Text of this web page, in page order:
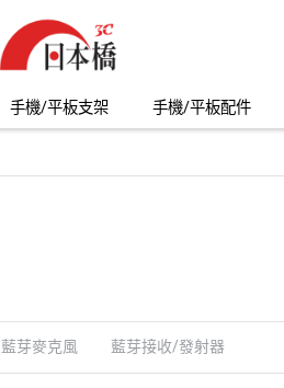
手機/平板支架 手機/平板配件
藍芽麥克風 藍芽接收/發射器